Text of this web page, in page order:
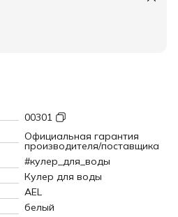
00301
Официальная гарантия
производителя/поставщика
#кулер_для_воды
Кулер для воды
AEL
белый